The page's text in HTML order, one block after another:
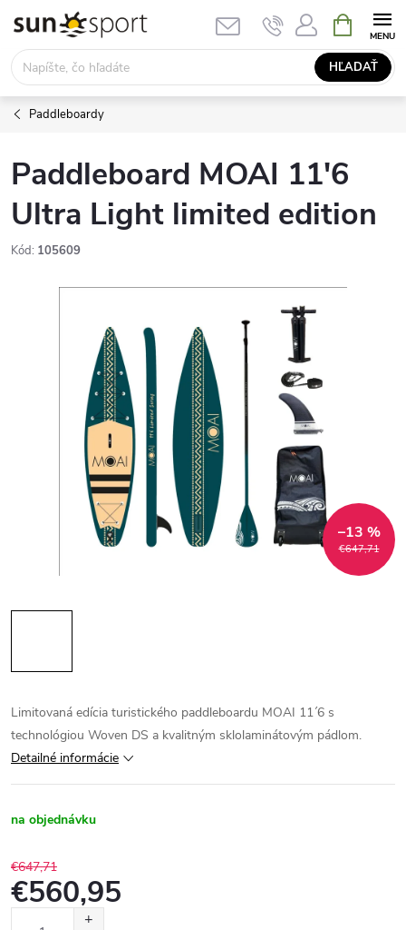
obsah
HĽADAŤ
KOŠÍK
Paddleboardy
Paddleboard MOAI 11'6
Ultra Light limited edition
Kód: 105609
€647,71
–13 %
Limitovaná edícia turistického paddleboardu MOAI 11´6 s
technológiou Woven DS a kvalitným sklolaminátovým pádlom.
Detailné informácie
na objednávku
€647,71
€560,95